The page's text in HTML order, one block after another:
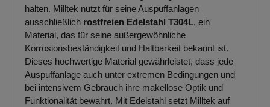
halten. Milltek nutzt für seine Auspuffanlagen
ausschließlich rostfreien Edelstahl T304L, ein
Material, das für seine außergewöhnliche
Korrosionsbeständigkeit und Haltbarkeit bekannt ist.
Dieses hochwertige Material gewährleistet, dass jede
Auspuffanlage auch unter extremen Bedingungen und
bei intensivem Gebrauch ihre makellose Optik und
Funktionalität bewahrt. Mit Edelstahl setzt Milltek auf